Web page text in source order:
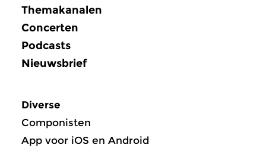
Themakanalen
Concerten
Podcasts
Nieuwsbrief
Diverse
Componisten
App voor iOS en Android